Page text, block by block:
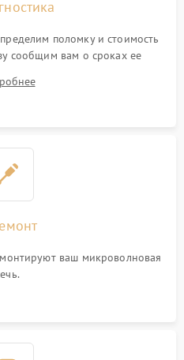
поломку и стоимость
сообщим вам о сроках ее
ваш микроволновая